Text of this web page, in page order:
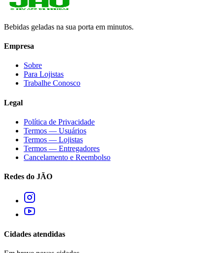
Bebidas geladas na sua porta em minutos.
Empresa
Sobre
Para Lojistas
Trabalhe Conosco
Legal
Política de Privacidade
Termos — Usuários
Termos — Lojistas
Termos — Entregadores
Cancelamento e Reembolso
Redes do JÃO
Cidades atendidas